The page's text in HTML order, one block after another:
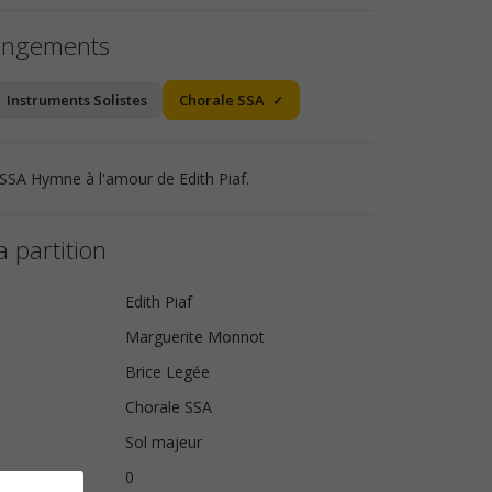
Instruments Solistes Chorale SSA
Hymne à l'amour de Edith Piaf.
partition
Edith Piaf
Marguerite Monnot
Brice Legée
Chorale SSA
Sol majeur
0